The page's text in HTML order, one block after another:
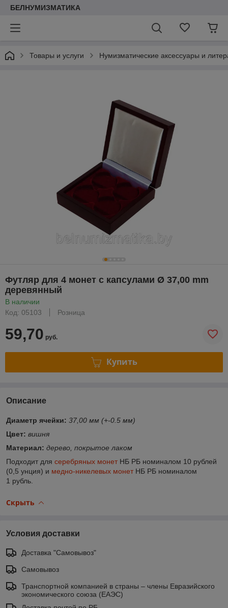
БЕЛНУМИЗМАТИКА
Товары и услуги Нумизматические аксессуары и
Футляр для 4 монет с капсулами Ø 37,00 mm
деревянный
В наличии
Код: 05103
Розница
59,70 руб.
Купить
Описание
Диаметр ячейки: 37,00 мм (+-0.5 мм)
Цвет: вишня
Материал: дерево, покрытое лаком
Подходит для серебряных монет НБ РБ номиналом 10 рублей
(0,5 унция) и медно-никелевых монет НБ РБ номиналом
1 рубль.
Скрыть
Условия доставки
Доставка "Самовывоз"
Самовывоз
Транспортной компанией в страны – члены Евразийского
экономического союза (ЕАЭС)